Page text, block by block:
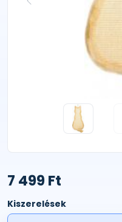
7 499 Ft
Kiszerelések